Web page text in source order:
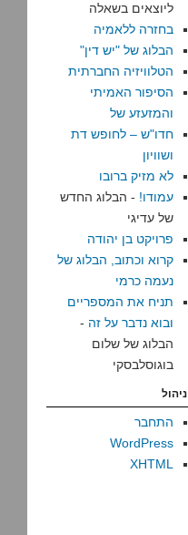
ליוצאים בשאלה
בחזרה ללאמיה
הבלוג של "יש דין"
הטלוויזיה החברתית
הסיפור האמיתי
והמזעזע של
חדו"ש – לחופש דת
ושוויון
לא מזיק ברובו
עמודו! - הבלוג החדש
של עדיגי
פרויקט בן יהודה
קרוא וכתוב, הבלוג של
נעמה כרמי
תניח את המספריים
ובוא נדבר על זה -
הבלוג של שלום
בוגוסלבסקי
ניהול
התחבר
WordPress
XHTML